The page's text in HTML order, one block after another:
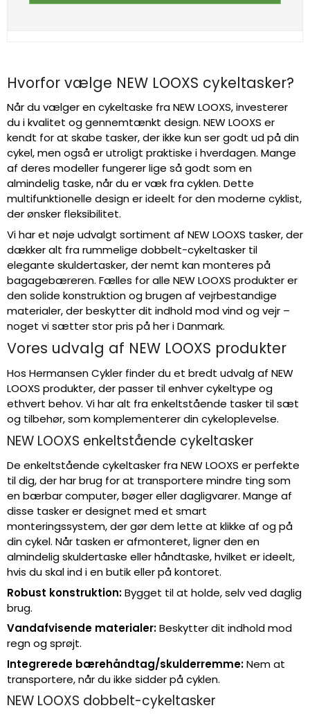
Hvorfor vælge NEW LOOXS cykeltasker?
Når du vælger en cykeltaske fra NEW LOOXS, investerer
du i kvalitet og gennemtænkt design. NEW LOOXS er
kendt for at skabe tasker, der ikke kun ser godt ud på din
cykel, men også er utroligt praktiske i hverdagen. Mange
af deres modeller fungerer lige så godt som en
almindelig taske, når du er væk fra cyklen. Dette
multifunktionelle design er ideelt for den moderne cyklist,
der ønsker fleksibilitet.
Vi har et nøje udvalgt sortiment af NEW LOOXS tasker, der
dækker alt fra rummelige dobbelt-cykeltasker til
elegante skuldertasker, der nemt kan monteres på
bagagebæreren. Fælles for alle NEW LOOXS produkter er
den solide konstruktion og brugen af vejrbestandige
materialer, der beskytter dit indhold mod vind og vejr –
noget vi sætter stor pris på her i Danmark.
Vores udvalg af NEW LOOXS produkter
Hos Hermansen Cykler finder du et bredt udvalg af NEW
LOOXS produkter, der passer til enhver cykeltype og
ethvert behov. Vi har alt fra enkeltstående tasker til sæt
og tilbehør, som komplementerer din cykeloplevelse.
NEW LOOXS enkeltstående cykeltasker
De enkeltstående cykeltasker fra NEW LOOXS er perfekte
til dig, der har brug for at transportere mindre ting som
en bærbar computer, bøger eller dagligvarer. Mange af
disse tasker er designet med et smart
monteringssystem, der gør dem lette at klikke af og på
din cykel. Når tasken er afmonteret, ligner den en
almindelig skuldertaske eller håndtaske, hvilket er ideelt,
hvis du skal ind i en butik eller på kontoret.
Robust konstruktion:Bygget til at holde, selv ved daglig
brug.
Vandafvisende materialer:Beskytter dit indhold mod
regn og sprøjt.
Integrerede bærehåndtag/skulderremme:Nem at
transportere, når du ikke sidder på cyklen.
NEW LOOXS dobbelt-cykeltasker